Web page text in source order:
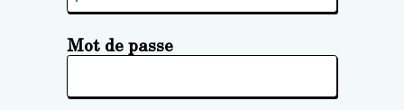
Mot de passe